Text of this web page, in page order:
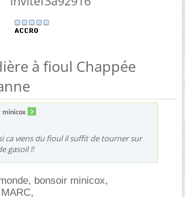
à fioul Chappée
minicox
ca viens du fioul il suffit de tourner sur
gasoil !!
bonsoir minicox,